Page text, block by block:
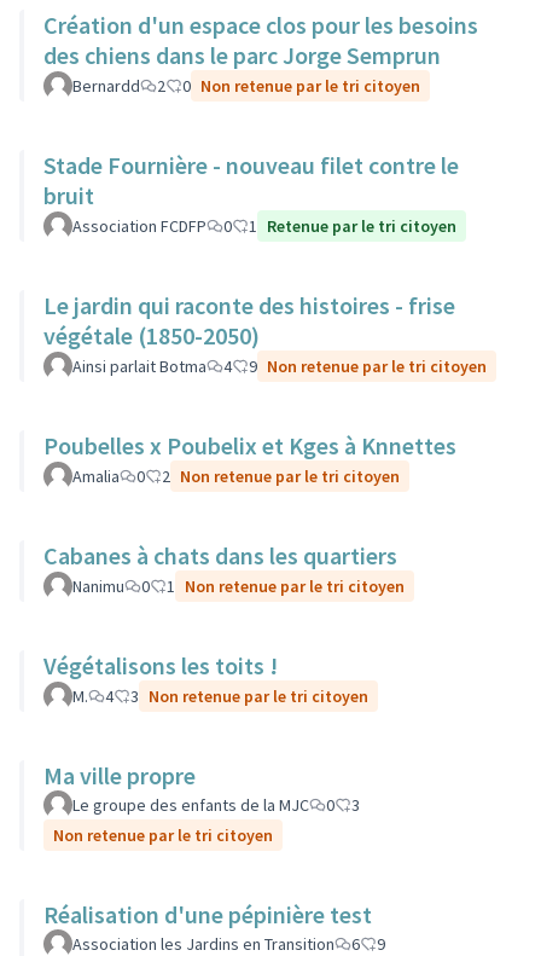
Création d'un espace clos pour les besoins
des chiens dans le parc Jorge Semprun
Bernardd 2 0 Non retenue par le tri citoyen
Stade Fournière - nouveau filet contre le
bruit
Association FCDFP 0 1 Retenue par le tri citoyen
Le jardin qui raconte des histoires - frise
végétale (1850-2050)
Ainsi parlait Botma 4 9 Non retenue par le tri citoyen
Poubelles x Poubelix et Kges à Knnettes
Amalia 0 2 Non retenue par le tri citoyen
Cabanes à chats dans les quartiers
Nanimu 0 1 Non retenue par le tri citoyen
Végétalisons les toits !
M. 4 3 Non retenue par le tri citoyen
Ma ville propre
Le groupe des enfants de la MJC 0
3
Non retenue par le tri citoyen
Réalisation d'une pépinière test
Association les Jardins en Transition 6
9